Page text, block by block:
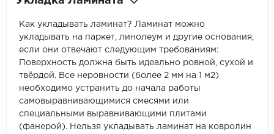
Как укладывать ламинат? Ламинат можно
укладывать на паркет, линолеум и другие основания,
если они отвечают следующим требованиям:
Поверхность должна быть идеально ровной, сухой и
твёрдой. Все неровности (более 2 мм на 1 м2)
необходимо устранить до начала работы
самовыравнивающимися смесями или
специальными выравнивающими плитами
(фанерой). Нельзя укладывать ламинат на ковролин